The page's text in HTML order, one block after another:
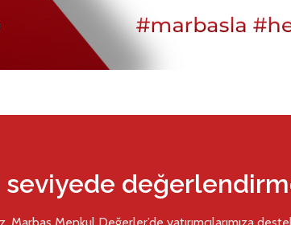
seviyede